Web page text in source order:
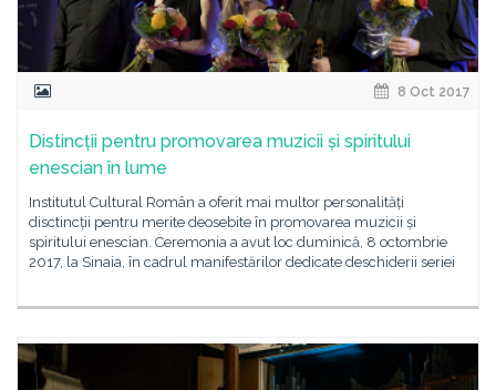
8 Oct 2017
Distincții pentru promovarea muzicii și spiritului
enescian în lume
Institutul Cultural Român a oferit mai multor personalități
disctincții pentru merite deosebite în promovarea muzicii și
spiritului enescian. Ceremonia a avut loc duminică, 8 octombrie
2017, la Sinaia, în cadrul manifestărilor dedicate deschiderii seriei